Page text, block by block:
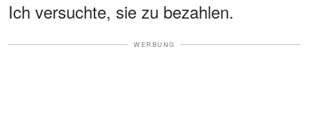
Ich versuchte, sie zu bezahlen.
WERBUNG